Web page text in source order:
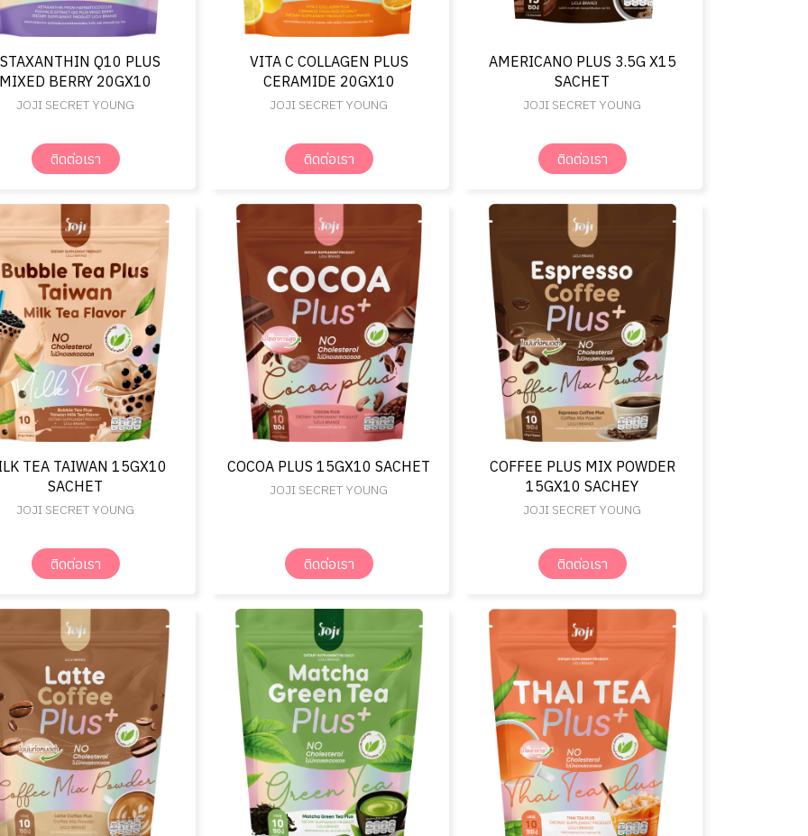
Q10 PLUS
MIXED BERRY 20GX10
JOJI SECRET YOUNG
ติดต่อเรา
VITA C COLLAGEN PLUS
CERAMIDE 20GX10
JOJI SECRET YOUNG
ติดต่อเรา
AMERICANO PLUS 3.5G X15
SACHET
JOJI SECRET YOUNG
ติดต่อเรา
TEA TAIWAN 15GX10
SACHET
JOJI SECRET YOUNG
ติดต่อเรา
COCOA PLUS 15GX10 SACHET
JOJI SECRET YOUNG
ติดต่อเรา
COFFEE PLUS MIX POWDER
15GX10 SACHEY
JOJI SECRET YOUNG
ติดต่อเรา